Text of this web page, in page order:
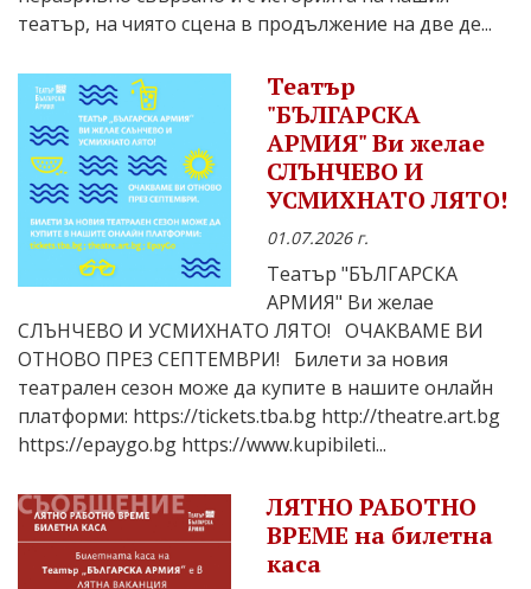
театър, на чиято сцена в продължение на две де...
Театър
"БЪЛГАРСКА
АРМИЯ" Ви желае
СЛЪНЧЕВО И
УСМИХНАТО ЛЯТО!
01.07.2026 г.
Театър "БЪЛГАРСКА
АРМИЯ" Ви желае
СЛЪНЧЕВО И УСМИХНАТО ЛЯТО! ОЧАКВАМЕ ВИ
ОТНОВО ПРЕЗ СЕПТЕМВРИ! Билети за новия
театрален сезон може да купите в нашите онлайн
платформи: https://tickets.tba.bg http://theatre.art.bg
https://epaygo.bg https://www.kupibileti...
ЛЯТНО РАБОТНО
ВРЕМЕ на билетна
каса